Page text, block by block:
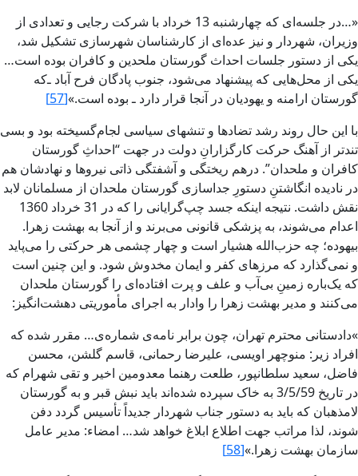
«…در جلسه‌اى که چهارشنبه 13 خرداد با شرکت رجایى و تعدادى از
وزيران، شهردار و نيز عده‌اى از کارشناسان شهرسازى تشکيل شد،
يکى از دستور جلسات احداث گورستان ملحدين و کافران بوده است…
يکى از محل‌هايى که پيشنهاد مى‌شود، جنوب پادگان فرح آباد ـ‌که
گورستان ارامنه و يهوديان در آنجا قرار دارد ‌ـ بوده است‌.»[57]
با اين حال روند رشد تضاد‌ها و تنش‏هاى سياسى لجام‌گسيخته بود و بسى
تند‌تر از آهنگ حرکت کارگزارانِ دولت در جهت “‌احداثِ گورستان
کافران و ملحدان‌”. درهم ريختگى و آشفتگى ذاتى نيروها و نهادشان هم
در ناديده انگاشتنِ دستورِ جداسازى گورستان ملحدان از مسلمانان لابد
نقش‏ داشت. نتيجه اينکه جسد چپ‌گرايانى را که در 31 خرداد 1360
اعدام مى‌شوند، به پزشکى قانونى مى‌برند و از آنجا به بهشت زهرا.
بيهوده؛ چه حزب‌الله هشيار است و چهار چشمى هر حرکتى را مى‌پايد
و نمى‌گذارد که مرزهاى کفر و ايمان مخدوش‏ شود. و اين چنين است
که يک‌باره زمينِ بى‌آب و علف و پرت افتاده‌اى را گورستان ملحدان
مى‌کنند و مدير بهشت زهرا را وادار به اجراى مأموريتى دهشت‌انگيز:
»دادستانى محترم تهران، چون برابر نامه‌ى شماره‌ی… مقرر شده که
افراد زير: منوچهر اويسى، عليرضا رحمانى، قاسم گلشن، محسن
فاضل، سعيد سلطانپور، طلعت رهنما معدومين اخير و تقى شهرام که
در تاريخ 3/5/59 به خاک سپرده شده‌اند بايد نبش‏ قبر و به گورستان
لامذهبان که بايد به دستور جناب شهردار جديداً تأسيس‏ گردد دفن
شوند، لذا مراتب جهت اطلاع ابلاغ خواهد شد… امضاء: مدير عامل
سازمان بهشت زهرا‌.»[58]